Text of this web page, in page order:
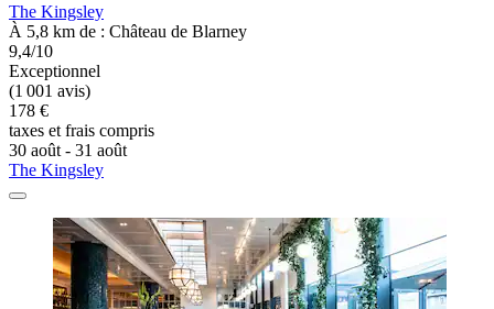
The Kingsley
À 5,8 km de : Château de Blarney
9,4/10
Exceptionnel
(1 001 avis)
178 €
taxes et frais compris
30 août - 31 août
The Kingsley